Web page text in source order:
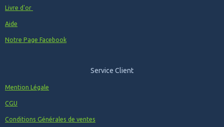
Livre d'or
Aide
Notre Page Facebook
Service Client
Mention Légale
CGU
Conditions Générales de ventes